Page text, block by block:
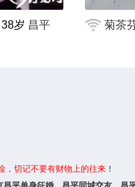
38岁 昌平 菊茶
，切记不要有财物上的往来 ！